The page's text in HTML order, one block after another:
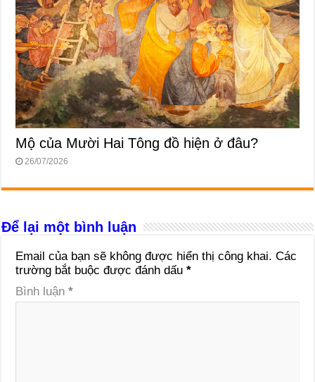
Mộ của Mười Hai Tông đồ hiện ở đâu?
26/07/2026
Để lại một bình luận
Email của bạn sẽ không được hiển thị công khai. Các
trường bắt buộc được đánh dấu*
Bình luận*